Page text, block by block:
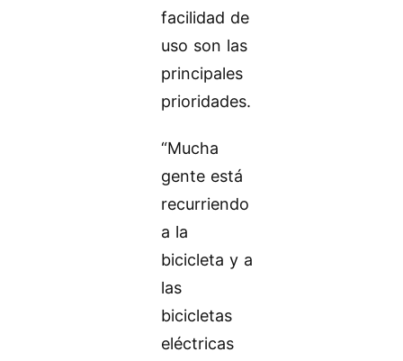
facilidad de
uso son las
principales
prioridades.
“Mucha
gente está
recurriendo
a la
bicicleta y a
las
bicicletas
eléctricas